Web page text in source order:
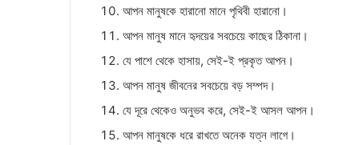
আপন মানুষকে হারানো মানে পৃথিবী হারানো।
আপন মানুষ মানে হৃদয়ের সবচেয়ে কাছের ঠিকানা।
যে পাশে থেকে হাসায়, সেই-ই প্রকৃত আপন।
আপন মানুষ জীবনের সবচেয়ে বড় সম্পদ।
যে দূরে থেকেও অনুভব করে, সেই-ই আসল আপন।
আপন মানুষকে ধরে রাখতে অনেক যত্ন লাগে।